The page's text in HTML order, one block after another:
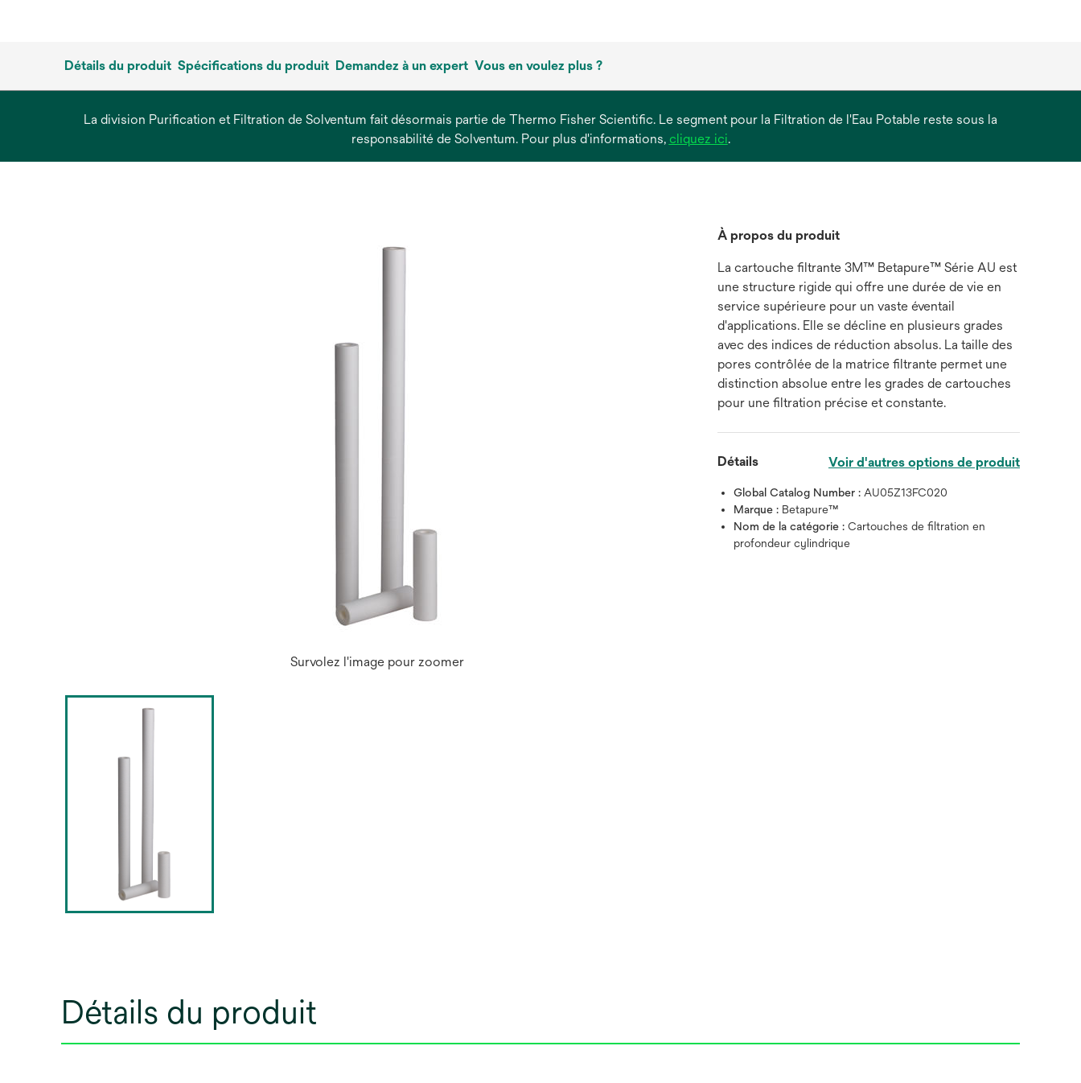
Détails du produit Spécifications du produit Demandez à un expert Vous en voulez plus ?
La division Purification et Filtration de Solventum fait désormais partie de Thermo Fisher Scientific. Le segment pour la Filtration de l'Eau Potable reste sous la
responsabilité de Solventum. Pour plus d'informations, cliquez icis’ouvre
.
Survolez l'image pour zoomer
À propos du produit
La cartouche filtrante 3M™ Betapure™ Série AU est
une structure rigide qui offre une durée de vie en
service supérieure pour un vaste éventail
d'applications. Elle se décline en plusieurs grades
avec des indices de réduction absolus. La taille des
pores contrôlée de la matrice filtrante permet une
distinction absolue entre les grades de cartouches
pour une filtration précise et constante.
Détails Voir d'autres options de produit
Global Catalog Number : AU05Z13FC020
Marque : Betapure™
Nom de la catégorie :Cartouches de filtration en
profondeur cylindrique
Détails du produit